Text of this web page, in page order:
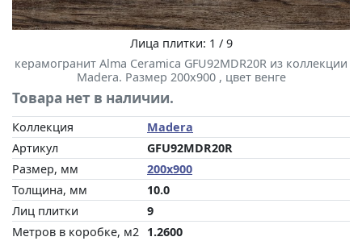
Лица плитки: 1 / 9
керамогранит Alma Ceramica GFU92MDR20R из коллекции
Madera. Размер 200x900 , цвет венге
Товара нет в наличии.
Коллекция
Madera
Артикул
GFU92MDR20R
Размер, мм
200x900
Толщина, мм
10.0
Лиц плитки
9
Метров в коробке, м2 1.2600